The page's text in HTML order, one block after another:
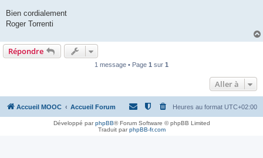
Bien cordialement
Roger Torrenti
Répondre
1 message • Page 1 sur 1
Aller à
Accueil MOOC Accueil Forum Heures au format UTC+02:00
Développé parphpBB® Forum Software © phpBB Limited
Traduit parphpBB-fr.com